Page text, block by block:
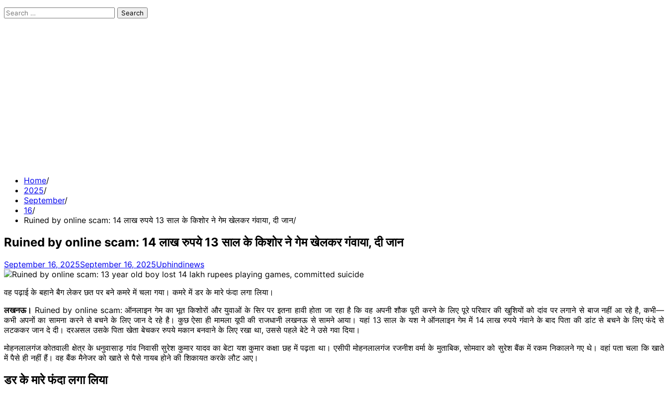
Search
Home
2025
September
16
Ruined by online scam: 14 लाख रुपये 13 साल के किशोर ने गेम खेलकर गंवाया, दी जान
Ruined by online scam: 14 लाख रुपये 13 साल के किशोर ने गेम खेलकर गंवाया, दी जान
September 16, 2025September 16, 2025Uphindinews
वह पढ़ाई के बहाने बैग लेकर छत पर बने कमरे में चला गया। कमरे में डर के मारे फंदा लगा लिया।
लखनऊ। Ruined by online scam: ऑनलाइन गेम का भूत किशोरों और युवाओं के सिर पर इतना हावी होता जा रहा है कि वह अपनी शौक पूरी करने के लिए पूरे परिवार की ​खुशियों को दांव पर लगाने से बाज नहीं आ रहे है, कभी—
कभी अपनों का सामना करने से बचने के लिए जान दे रहे है। कुछ ऐसा ही मामला यूपी की राजधानी लखनऊ से सामने आया। यहां 13 साल के यश ने ऑनलाइन गेम में 14 लाख रुपये गंवाने के बाद पिता की डांट से बचने के लिए फंदे से
लटककर जान दे दी। दरअसल उसके पिता खेता बेचकर रुपये मकान बनवाने के लिए रखा था, उससे पहले बेटे ने उसे गवा दिया।
मोहनलालगंज कोतवाली क्षेत्र के धनुवासाड़ गांव निवासी सुरेश कुमार यादव का बेटा यश कुमार कक्षा छह में पढ़ता था। एसीपी मोहनलालगंज रजनीश वर्मा के मुताबिक, सोमवार को सुरेश बैंक में रकम निकालने गए थे। वहां पता चला कि खाते
में पैसे ही नहीं हैं। वह बैंक मैनेजर को खाते से पैसे गायब होने की शिकायत करके लौट आए।
डर के मारे फंदा लगा लिया